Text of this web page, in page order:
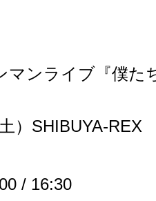
マンライブ『僕た
） SHIBUYA-REX
/ 16:30